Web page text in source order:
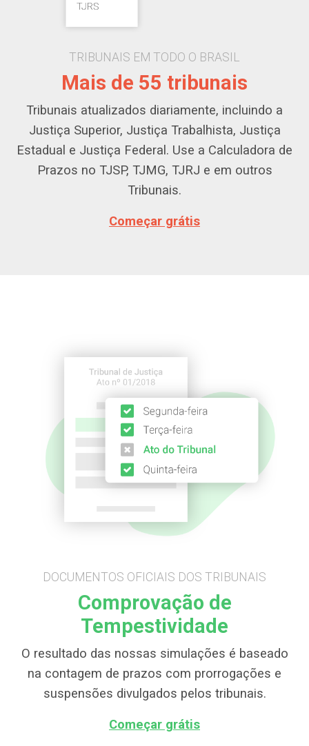
TRIBUNAIS EM TODO O BRASIL
Mais de 55 tribunais
Tribunais atualizados diariamente, incluindo a
Justiça Superior, Justiça Trabalhista, Justiça
Estadual e Justiça Federal. Use a Calculadora de
Prazos no TJSP, TJMG, TJRJ e em outros
Tribunais.
Começar grátis
DOCUMENTOS OFICIAIS DOS TRIBUNAIS
Comprovação de
Tempestividade
O resultado das nossas simulações é baseado
na contagem de prazos com prorrogações e
suspensões divulgados pelos tribunais.
Começar grátis